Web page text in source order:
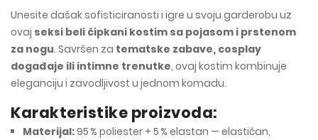
Unesite dašak sofisticiranosti i igre u svoju garderobu uz
ovaj seksi beli čipkani kostim sa pojasom i prstenom
za nogu. Savršen za tematske zabave, cosplay
događaje ili intimne trenutke, ovaj kostim kombinuje
eleganciju i zavodljivost u jednom komadu.
Karakteristike proizvoda:
Materijal:95 % poliester + 5 % elastan — elastičan,